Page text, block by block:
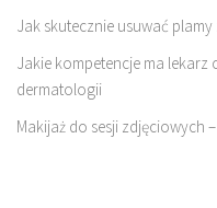
Jak skutecznie usuwać
Jakie kompetencje ma
dermatologii
Makijaż do sesji zdjęciowych